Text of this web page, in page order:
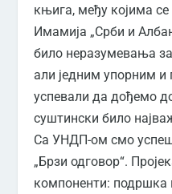
књига, међу којима
Имамија „Срби и
било неразумевања за
али једним упорним
успевали да дођемо
суштински било
Са УНДП-ом смо
„Брзи одговор“.
компоненти: